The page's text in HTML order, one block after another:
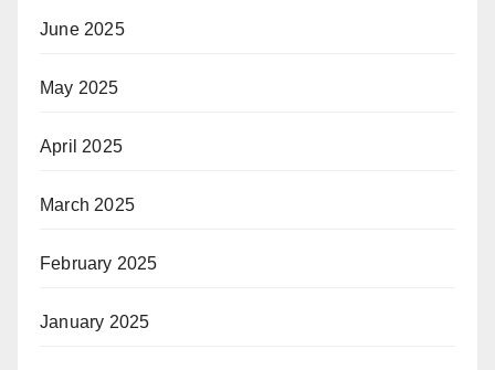
June 2025
May 2025
April 2025
March 2025
February 2025
January 2025